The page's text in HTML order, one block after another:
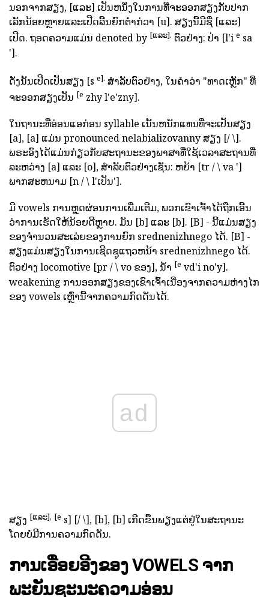
ນອກຈາກສຽງ, [ແລະ] ເປັນຫນຶ່ງໃນການທີ່ຈະອອກສຽງກັບປາກ
ເລັກນ້ອຍຫຼາຍແລະເປີດລີ້ນຍົກຕ່ໍາກ່ວາ [u]. ສຽງນີ້ມີຊື່ [ແລະ]
ເປີດ. ຖອດຄວາມແມ່ນ denoted by [ແລະ]. ຕົວຢ່າງ: ປ່າ [l'i e sa
'].
ດັ່ງນັ້ນເປີດເປັນສຽງ [s e]. ສໍາລັບຕົວຢ່າງ, ໃນຄໍາວ່າ "ທາດເຫຼັກ" ທີ່
ຈະອອກສຽງເປັນ [e zhy l'e'zny].
ໃນຖານະທີ່ອ່ອນແອກ່ອນ syllable ເນັ້ນຫນັກແທນທີ່ຈະເປັນສຽງ
[a], [a] ແມ່ນ pronounced nelabializovanny ສຽງ [/ \].
ພຣະອົງໄດ້ແມ່ນກ່ຽວກັບສະຖານະຂອງພາສາທີ່ໃຊ້ເວລາສະຖານທີ່
ລະຫວ່າງ [a] ແລະ [o], ສໍາລັບຕົວຢ່າງເຊັ່ນ: ຫຍ້າ [tr / \ va ']
ພາກສະຫນາມ [n / \ l'ເປັນ'].
ມີ vowels ການຫຼຸດຜ່ອນການເພີ່ມເຕີມ, ພວກເຂົາເຈົ້າໄດ້ຖືກເອີ້ນ
ວ່າການເຮັດໃຫ້ນ້ອຍດີຫຼາຍ. ມັນ [b] ແລະ [b]. [B] - ນີ້ແມ່ນສຽງ
ຂອງຈໍານວນສະເລ່ຍຂອງການຍົກ srednenizhnego ໄດ້. [B] -
ສຽງແມ່ນສຽງໃນການເຊີດຊູແຖວຫນ້າ srednenizhnego ໄດ້.
ຕົວຢ່າງ locomotive [pr / \ vo ຂອງ], ນ້ໍາ [e vd'i no'y].
weakening ການອອກສຽງຂອງເຂົາເຈົ້າເນື່ອງຈາກຄວາມຫ່າງໄກ
ຂອງ vowels ເຫຼົ່ານີ້ຈາກຄວາມກົດດັນໄດ້.
ad
ສຽງ [ແລະ], [e s] [/ \], [b], [b] ເກີດຂຶ້ນພຽງແຕ່ຢູ່ໃນສະຖານະ
ໂດຍບໍ່ມີການຄວາມກົດດັນ.
ການເອື່ອຍອີງຂອງ VOWELS ຈາກ
ພະຍັນຊະນະຄວາມອ່ອນ